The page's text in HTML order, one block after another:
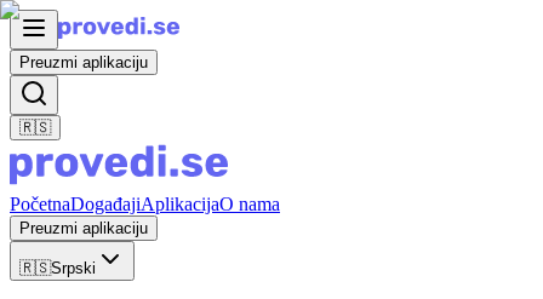
Preuzmi aplikaciju
🇷🇸
PočetnaDogađajiAplikacijaO nama
Preuzmi aplikaciju
🇷🇸Srpski